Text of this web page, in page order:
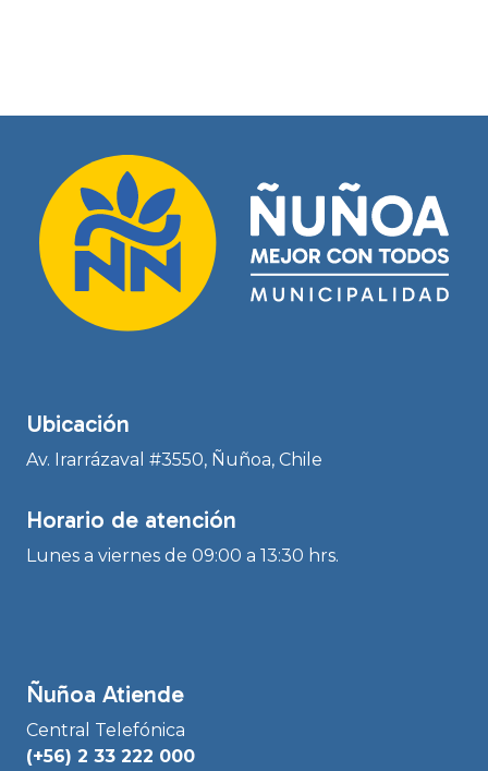
Ubicación
Av. Irarrázaval #3550, Ñuñoa, Chile
Horario de atención
Lunes a viernes de 09:00 a 13:30 hrs.
Ñuñoa Atiende
Central Telefónica
(+56) 2 33 222 000